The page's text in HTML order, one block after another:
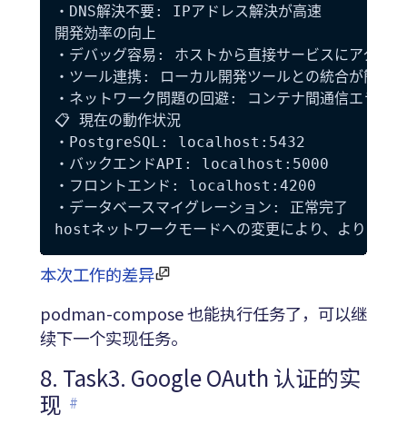
・DNS解決不要: IPアドレス解決が高速
開発効率の向上
・デバッグ容易: ホストから直接サービスにアクセ
・ツール連携: ローカル開発ツールとの統合が簡単
・ネットワーク問題の回避: コンテナ間通信エラー
📋 現在の動作状況
・PostgreSQL: localhost:5432
・バックエンドAPI: localhost:5000
・フロントエンド: localhost:4200
・データベースマイグレーション: 正常完了
本次工作的差异
podman-compose 也能执行任务了，可以继
续下一个实现任务。
8. Task3. Google OAuth 认证的实
现 #